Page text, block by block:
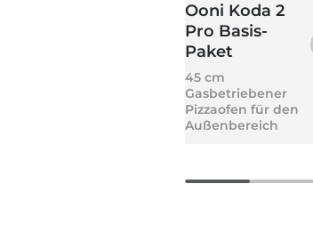
Ooni Koda 2
Pro Basis-
Paket
45 cm
Gasbetriebener
Pizzaofen für den
Außenbereich